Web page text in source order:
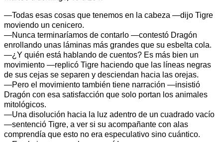
—Todas esas cosas que tenemos en la cabeza —dijo Tigre
moviendo un cenicero.
—Nunca terminaríamos de contarlo —contestó Dragón
enrollando unas láminas más grandes que su esbelta cola.
—¿Y quién está hablando de cuentos? Es más bien un
movimiento —replicó Tigre haciendo que las líneas negras
de sus cejas se separen y desciendan hacia las orejas.
—Pero el movimiento también tiene narración —insistió
Dragón con esa satisfacción que solo portan los animales
mitológicos.
—Una disolución hacia la luz adentro de un cuadrado vacío
—sentenció Tigre, a ver si su acompañante con alas
comprendía que esto no era especulativo sino cuántico.